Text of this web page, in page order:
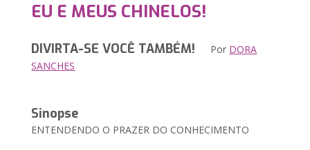
EU E MEUS CHINELOS!
DIVIRTA-SE VOCÊ TAMBÉM! Por DORA
SANCHES
Sinopse
ENTENDENDO O PRAZER DO CONHECIMENTO